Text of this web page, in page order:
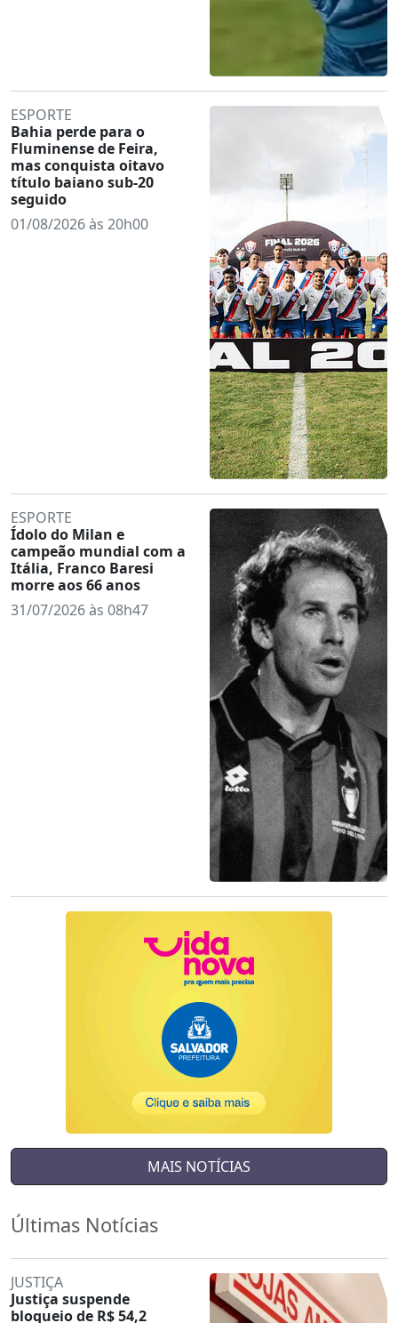
ESPORTE
Bahia perde para o
Fluminense de Feira,
mas conquista oitavo
título baiano sub-20
seguido
01/08/2026 às 20h00
ESPORTE
Ídolo do Milan e
campeão mundial com a
Itália, Franco Baresi
morre aos 66 anos
31/07/2026 às 08h47
MAIS NOTÍCIAS
Últimas Notícias
JUSTIÇA
Justiça suspende
bloqueio de R$ 54,2